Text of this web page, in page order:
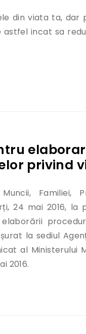
din viata ta, dar
incat sa
privind
Familiei,
24 mai 2016, la
la sediul
al Ministerului
2016.
elaborarea